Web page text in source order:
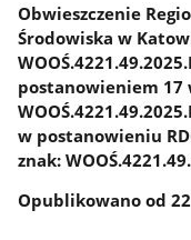
Obwieszczenie
Środowiska w
postanowieniem 17
w postanowieniu
znak:
Opublikowano od